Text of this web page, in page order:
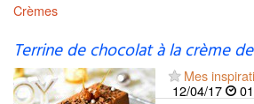
Crèmes
Terrine de chocolat à la crème
Mes
12/04/17